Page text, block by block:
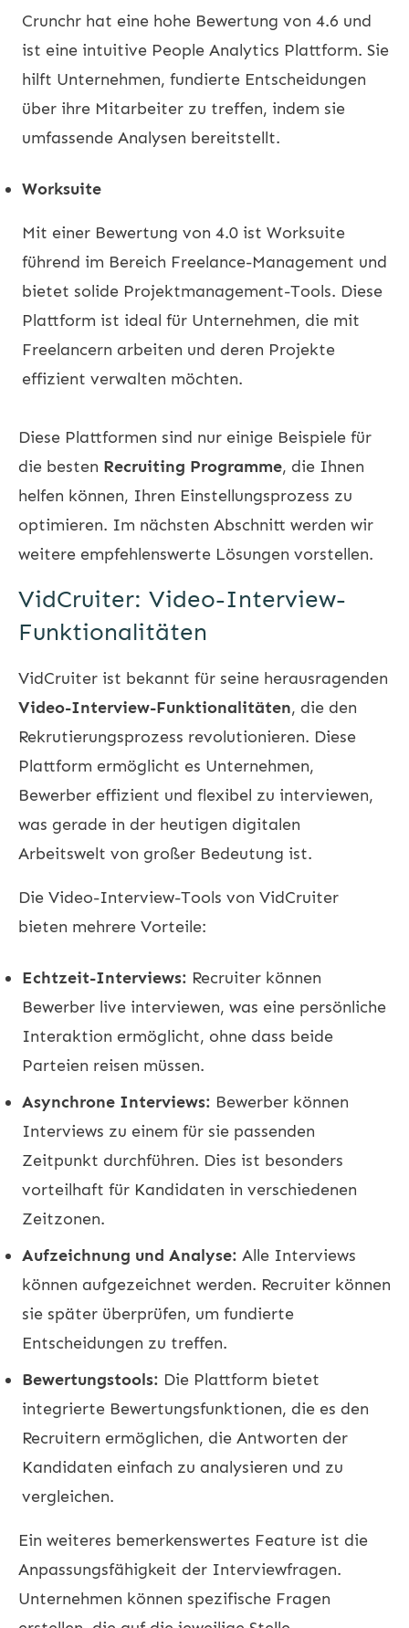
Crunchr hat eine hohe Bewertung von 4.6 und
ist eine intuitive People Analytics Plattform. Sie
hilft Unternehmen, fundierte Entscheidungen
über ihre Mitarbeiter zu treffen, indem sie
umfassende Analysen bereitstellt.
Worksuite
Mit einer Bewertung von 4.0 ist Worksuite
führend im Bereich Freelance-Management und
bietet solide Projektmanagement-Tools. Diese
Plattform ist ideal für Unternehmen, die mit
Freelancern arbeiten und deren Projekte
effizient verwalten möchten.
Diese Plattformen sind nur einige Beispiele für
die besten Recruiting Programme, die Ihnen
helfen können, Ihren Einstellungsprozess zu
optimieren. Im nächsten Abschnitt werden wir
weitere empfehlenswerte Lösungen vorstellen.
VidCruiter: Video-Interview-
Funktionalitäten
VidCruiter ist bekannt für seine herausragenden
Video-Interview-Funktionalitäten, die den
Rekrutierungsprozess revolutionieren. Diese
Plattform ermöglicht es Unternehmen,
Bewerber effizient und flexibel zu interviewen,
was gerade in der heutigen digitalen
Arbeitswelt von großer Bedeutung ist.
Die Video-Interview-Tools von VidCruiter
bieten mehrere Vorteile:
Echtzeit-Interviews: Recruiter können
Bewerber live interviewen, was eine persönliche
Interaktion ermöglicht, ohne dass beide
Parteien reisen müssen.
Asynchrone Interviews: Bewerber können
Interviews zu einem für sie passenden
Zeitpunkt durchführen. Dies ist besonders
vorteilhaft für Kandidaten in verschiedenen
Zeitzonen.
Aufzeichnung und Analyse: Alle Interviews
können aufgezeichnet werden. Recruiter können
sie später überprüfen, um fundierte
Entscheidungen zu treffen.
Bewertungstools: Die Plattform bietet
integrierte Bewertungsfunktionen, die es den
Recruitern ermöglichen, die Antworten der
Kandidaten einfach zu analysieren und zu
vergleichen.
Ein weiteres bemerkenswertes Feature ist die
Anpassungsfähigkeit der Interviewfragen.
Unternehmen können spezifische Fragen